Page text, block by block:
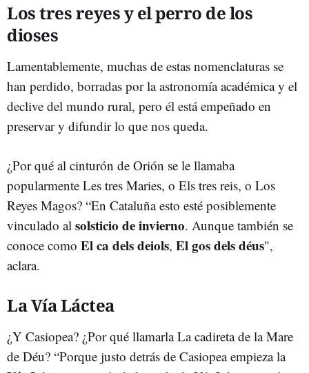
Los tres reyes y el perro de los
dioses
Lamentablemente, muchas de estas nomenclaturas se
han perdido, borradas por la astronomía académica y el
declive del mundo rural, pero él está empeñado en
preservar y difundir lo que nos queda.
¿Por qué al cinturón de Orión se le llamaba
popularmente Les tres Maries, o Els tres reis, o Los
Reyes Magos? “En Cataluña esto esté posiblemente
vinculado al solsticio de invierno. Aunque también se
conoce como El ca dels deiols, El gos dels déus",
aclara.
La Vía Láctea
¿Y Casiopea? ¿Por qué llamarla La cadireta de la Mare
de Déu? “Porque justo detrás de Casiopea empieza la